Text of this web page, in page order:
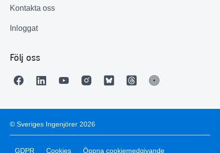
Kontakta oss
Inloggat
Följ oss
© Sveriges Ingenjörer 2026
GDPR Cookies Öppna cookiemedgivande